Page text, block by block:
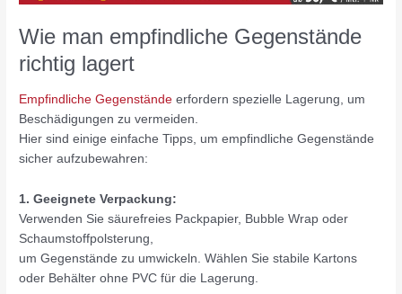
Wie man empfindliche Gegenstände
richtig lagert
Empfindliche Gegenstände erfordern spezielle Lagerung, um
Beschädigungen zu vermeiden.
Hier sind einige einfache Tipps, um empfindliche Gegenstände
sicher aufzubewahren:
1. Geeignete Verpackung:
Verwenden Sie säurefreies Packpapier, Bubble Wrap oder
Schaumstoffpolsterung,
um Gegenstände zu umwickeln. Wählen Sie stabile Kartons
oder Behälter ohne PVC für die Lagerung.